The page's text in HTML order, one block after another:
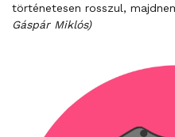
történetesen rosszul,
Gáspár Miklós)